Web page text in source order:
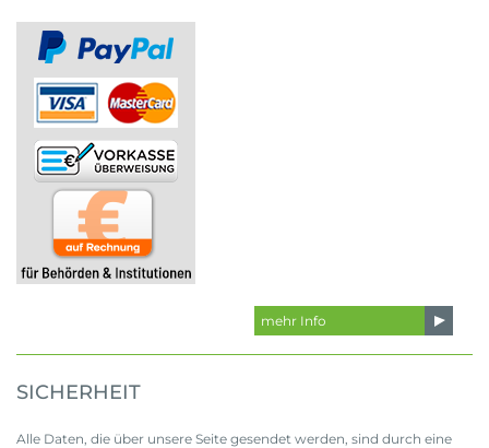
mehr Info
SICHERHEIT
Alle Daten, die über unsere Seite gesendet werden, sind durch eine